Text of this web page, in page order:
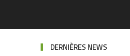
DERNIÈRES NEWS